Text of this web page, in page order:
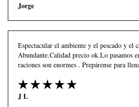
Jorge
Espectacular el ambiente y el pescado y el
Abundante.Calidad precio ok.Lo pasamos
raciones son enormes . Prepárense para
J L